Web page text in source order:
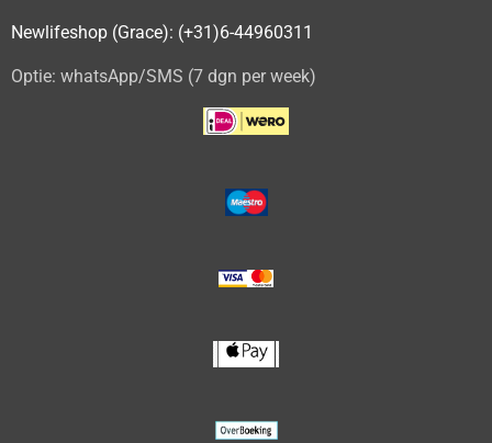
Newlifeshop (Grace): (+31)6-44960311
Optie: whatsApp/SMS (7 dgn per week)